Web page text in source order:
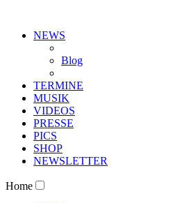
NEWS
Blog
TERMINE
MUSIK
VIDEOS
PRESSE
PICS
SHOP
NEWSLETTER
Home